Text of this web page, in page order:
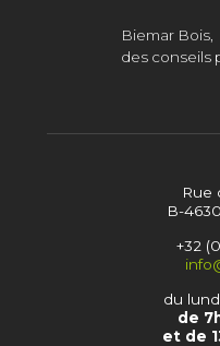
Biemar Bois,
des conseils
Rue
B-
+32
du
de
et de